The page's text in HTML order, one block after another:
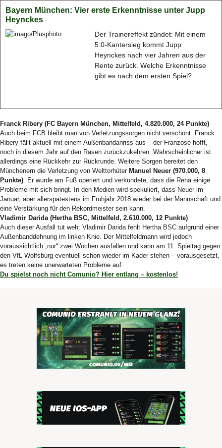
Bayern München: Vier erste Erkenntnisse unter Jupp
Heynckes
Der Trainereffekt zündet: Mit einem
5:0-Kantersieg kommt Jupp
Heynckes nach vier Jahren aus der
Rente zurück. Welche Erkenntnisse
gibt es nach dem ersten Spiel?
Franck Ribery (FC Bayern München, Mittelfeld, 4.820.000, 24 Punkte)
Auch beim FCB bleibt man von Verletzungssorgen nicht verschont. Franck
Ribery fällt aktuell mit einem Außenbandanriss aus – der Franzose hofft,
noch in diesem Jahr auf den Rasen zurückzukehren. Wahrscheinlicher ist
allerdings eine Rückkehr zur Rückrunde. Weitere Sorgen bereitet den
Münchenern die Verletzung von Welttorhüter Manuel Neuer (970.000, 8
Punkte) . Er wurde am Fuß operiert und verkündete, dass die Reha einige
Probleme mit sich bringt. In den Medien wird spekuliert, dass Neuer im
Januar, aber allerspätestens im Frühjahr 2018 wieder bei der Mannschaft und
eine Verstärkung für den Rekordmeister sein kann.
Vladimir Darida (Hertha BSC, Mittelfeld, 2.610.000, 12 Punkte)
Auch dieser Ausfall tut weh: Vladimir Darida fehlt Hertha BSC aufgrund einer
Außenbanddehnung im linken Knie. Der Mittelfeldmann wird jedoch
voraussichtlich „nur“ zwei Wochen ausfallen und kann am 11. Spieltag gegen
den VfL Wolfsburg eventuell schon wieder im Kader stehen – vorausgesetzt,
es treten keine unerwarteten Probleme auf.
Du spielst noch nicht Comunio? Hier entlang – kostenlos!